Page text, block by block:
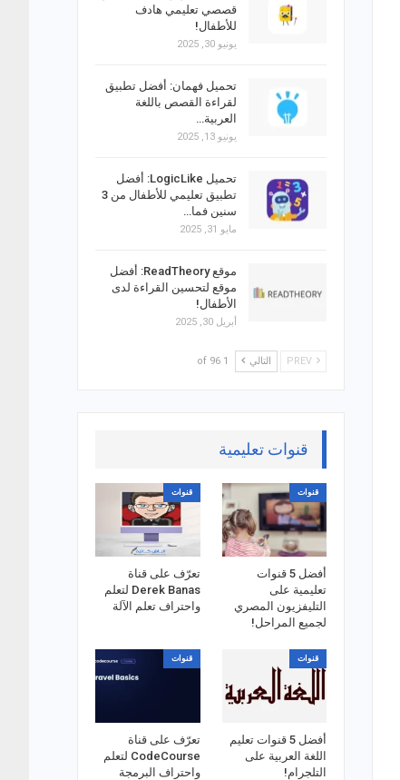
قصصي تعليمي هادف
للأطفال!
يونيو 30, 2025
تحميل فهمان: أفضل تطبيق
لقراءة القصص باللغة
العربية…
يونيو 13, 2025
تحميل LogicLike: أفضل
تطبيق تعليمي للأطفال من 3
سنين فما…
مايو 31, 2025
موقع ReadTheory: أفضل
موقع لتحسين القراءة لدى
الأطفال!
أبريل 30, 2025
التالي 1 of 96
قنوات تعليمية
قنوات
أفضل 5 قنوات
تعليمية على
التليفزيون المصري
لجميع المراحل!
قنوات
تعرّف على قناة
Derek Banas لتعلم
واحتراف تعلم الآلة
قنوات
أفضل 5 قنوات تعليم
اللغة العربية على
التلجرام!
قنوات
تعرّف على قناة
CodeCourse لتعلم
واحتراف البرمجة